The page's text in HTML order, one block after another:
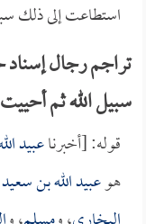
استطاعت إلى ذلك
تراجم رجال
سبيل الله ثم
قوله: [أخبرناعبيد
هوعبيد الله بن